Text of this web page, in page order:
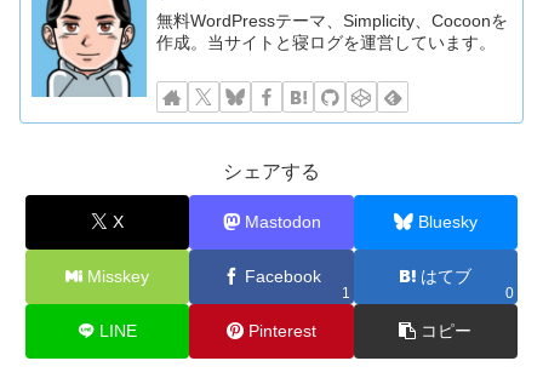
無料WordPressテーマ、Simplicity、Cocoonを
作成。当サイトと寝ログを運営しています。
シェアする
X Mastodon Bluesky
Misskey Facebook
1
はてブ
0
LINE Pinterest コピー